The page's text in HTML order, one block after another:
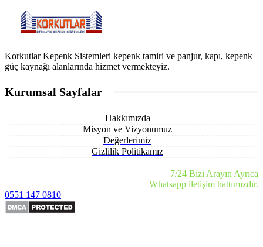
Korkutlar Kepenk Sistemleri kepenk tamiri ve panjur, kapı, kepenk
güç kaynağı alanlarında hizmet vermekteyiz.
Kurumsal Sayfalar
Hakkımızda
Misyon ve Vizyonumuz
Değerlerimiz
Gizlilik Politikamız
7/24 Bizi Arayın Ayrıca
Whatsapp iletişim hattımızdır.
0551 147 0810